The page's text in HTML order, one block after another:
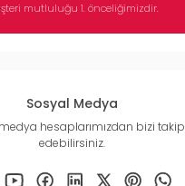
mutluluğu 1. önceliğimizdir.
Sosyal Medya
hesaplarımızdan bizi takip
edebilirsiniz.